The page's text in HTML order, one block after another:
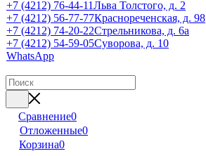
+7 (4212) 76-44-11Льва Толстого, д. 2
+7 (4212) 56-77-77Краснореченская, д. 98
+7 (4212) 74-20-22Стрельникова, д. 6а
+7 (4212) 54-59-05Суворова, д. 10
WhatsApp
Сравнение0
Отложенные0
Корзина0